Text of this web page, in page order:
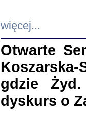
więcej...
Otwarte
Koszarska-
gdzie
dyskurs o